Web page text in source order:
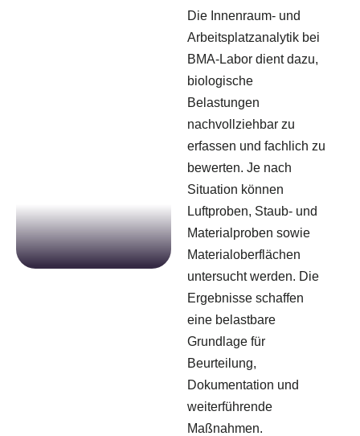
Die Innenraum- und
Arbeitsplatzanalytik bei
BMA-Labor dient dazu,
biologische
Belastungen
nachvollziehbar zu
erfassen und fachlich zu
bewerten. Je nach
Situation können
Luftproben, Staub- und
Materialproben sowie
Materialoberflächen
untersucht werden. Die
Ergebnisse schaffen
eine belastbare
Grundlage für
Beurteilung,
Dokumentation und
weiterführende
Maßnahmen.